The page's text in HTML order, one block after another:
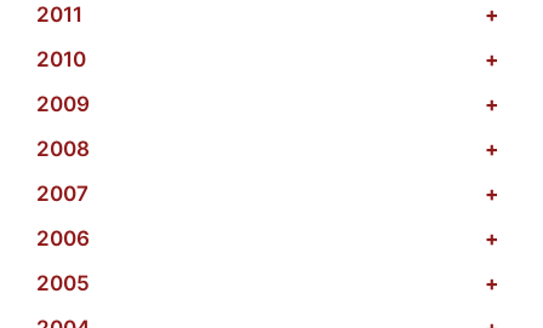
2011
+
2010
+
2009
+
2008
+
2007
+
2006
+
2005
+